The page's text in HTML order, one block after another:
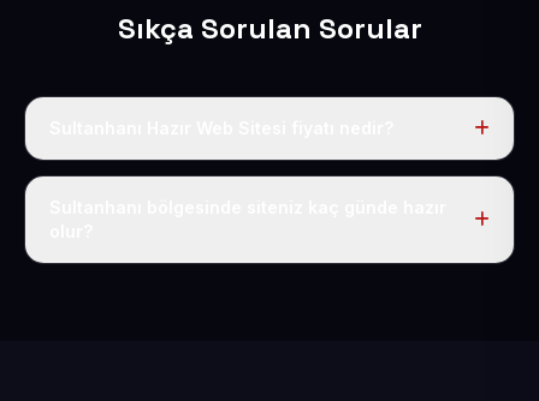
Sıkça Sorulan Sorular
Tek fiyat uygulanır: yıllık 50 USD + KDV. Bu bedele alan